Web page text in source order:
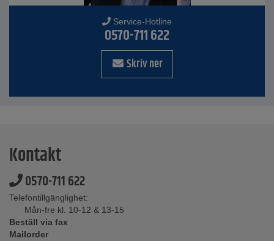
Service-Hotline
0570-711 622
Skriv ner
Kontakt
0570-711 622
Telefontillgänglighet:
Mån-fre kl. 10-12 & 13-15
Beställ via fax
Mailorder